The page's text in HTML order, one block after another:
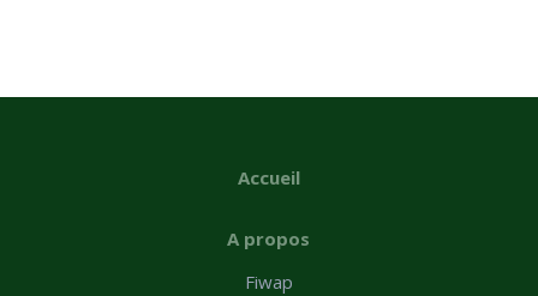
Accueil
A propos
Fiwap